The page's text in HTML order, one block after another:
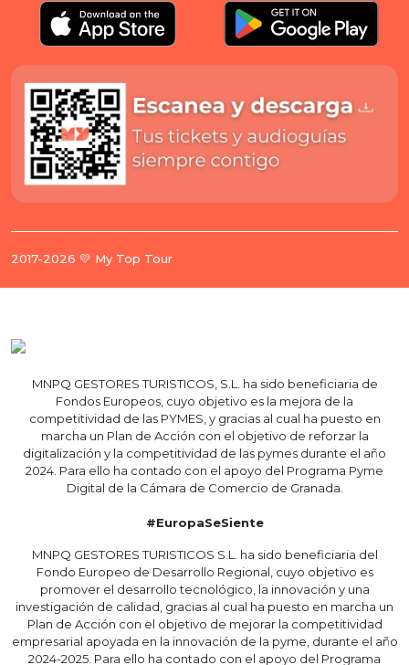
2017-2026 💛 My Top Tour
MNPQ GESTORES TURISTICOS, S.L. ha sido beneficiaria de
Fondos Europeos, cuyo objetivo es la mejora de la
competitividad de las PYMES, y gracias al cual ha puesto en
marcha un Plan de Acción con el objetivo de reforzar la
digitalización y la competitividad de las pymes durante el año
2024. Para ello ha contado con el apoyo del Programa Pyme
Digital de la Cámara de Comercio de Granada.
#EuropaSeSiente
MNPQ GESTORES TURISTICOS S.L. ha sido beneficiaria del
Fondo Europeo de Desarrollo Regional, cuyo objetivo es
promover el desarrollo tecnológico, la innovación y una
investigación de calidad, gracias al cual ha puesto en marcha un
Plan de Acción con el objetivo de mejorar la competitividad
empresarial apoyada en la innovación de la pyme, durante el año
2024-2025. Para ello ha contado con el apoyo del Programa